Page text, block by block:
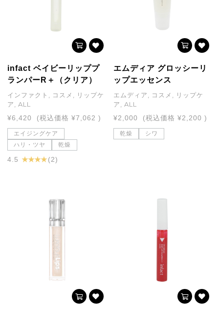
infact ベイビーリッププ
ランパーR＋（クリア）
インファクト, コスメ, リップケ
ア, ALL
¥6,420
(税込価格 ¥7,062 )
エイジングケア
ハリ・ツヤ
乾燥
4.5 ★ ★ ★ ★(2)
エムディア グロッシーリ
ップエッセンス
エムディア, コスメ, リップケ
ア, ALL
¥2,000
(税込価格 ¥2,200 )
乾燥 シワ